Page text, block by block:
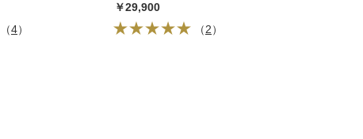
（4）
￥29,900
（2）